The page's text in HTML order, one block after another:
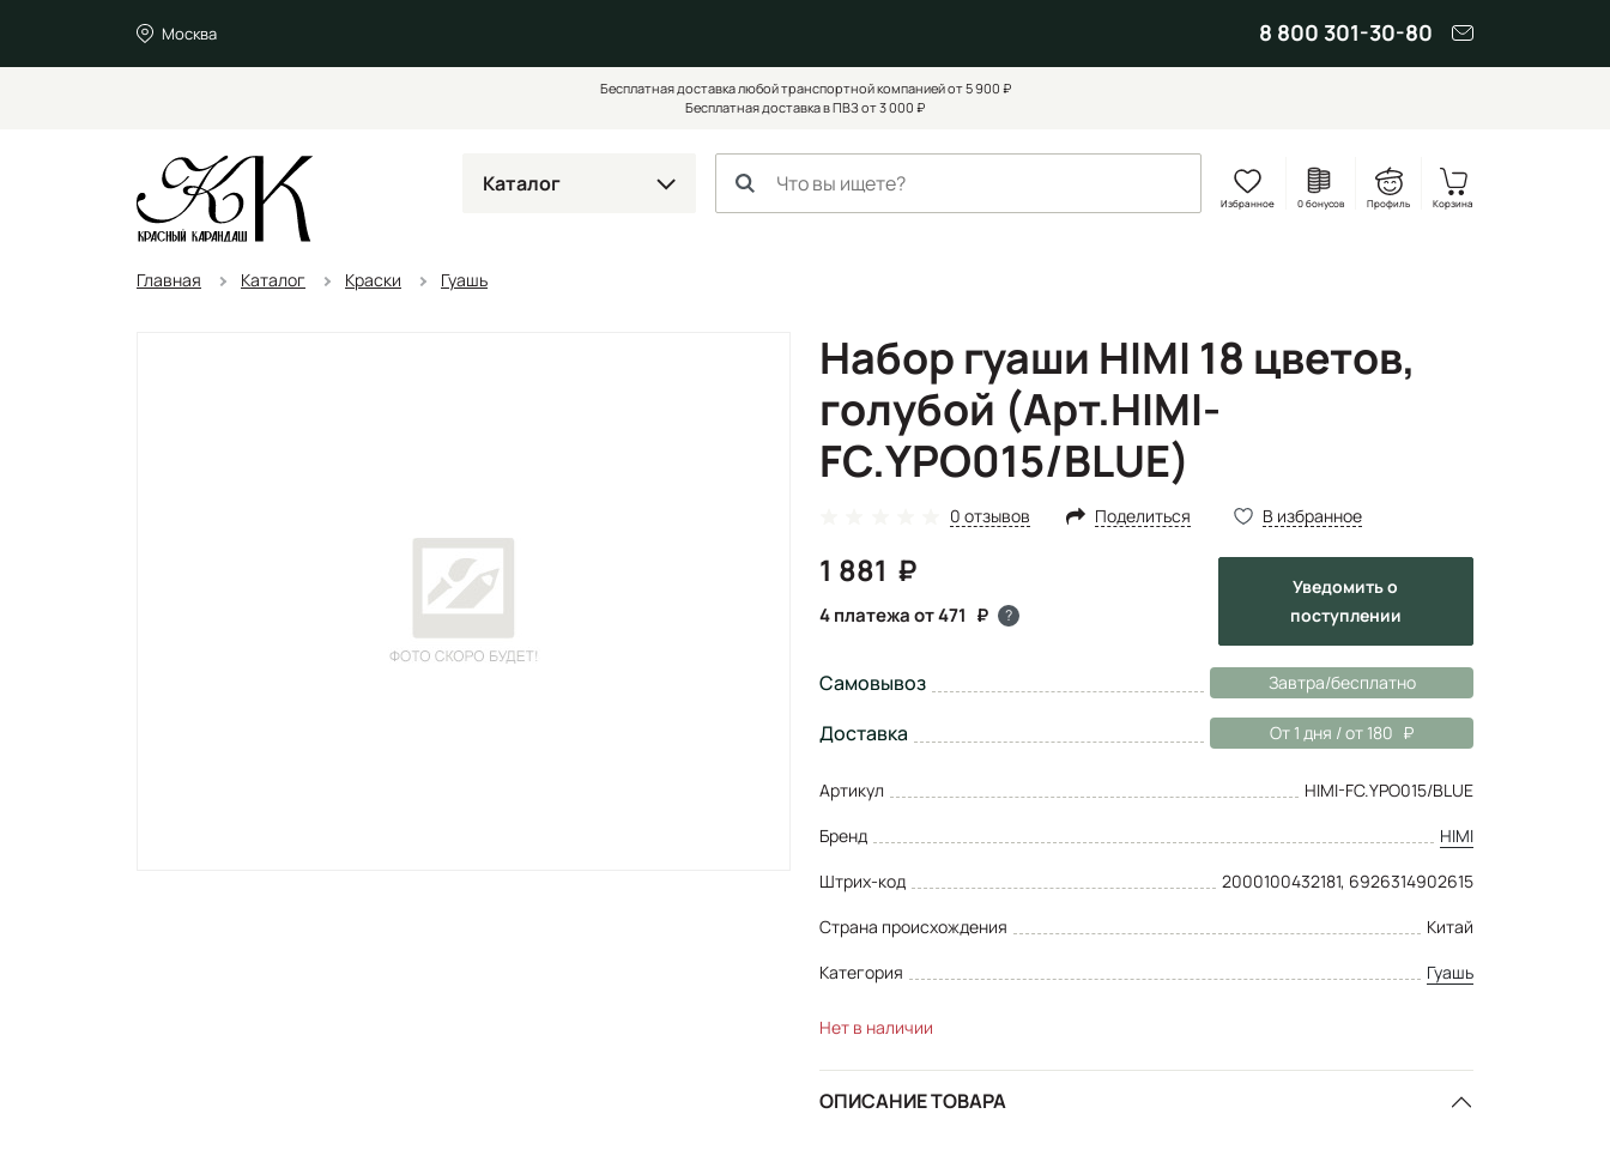
Москва 8 800 301-30-80
Бесплатная доставка любой транспортной компанией от 5 900 ₽
Бесплатная доставка в ПВЗ от 3 000 ₽
Каталог
Избранное 0 бонусов Профиль Корзина
Главная Каталог Краски Гуашь
Набор гуаши HIMI 18 цветов,
голубой (Арт.HIMI-
FC.YPO015/BLUE)
0 отзывов Поделиться В избранное
1 881
4 платежа от 471 ?
Уведомитьо
поступлении
Самовывоз Завтра/бесплатно
Доставка От 1 дня / от 180
Артикул
HIMI-FC.YPO015/BLUE
Бренд
HIMI
Штрих-код
2000100432181, 6926314902615
Страна происхождения
Китай
Категория
Гуашь
Нет в наличии
ОПИСАНИЕ ТОВАРА